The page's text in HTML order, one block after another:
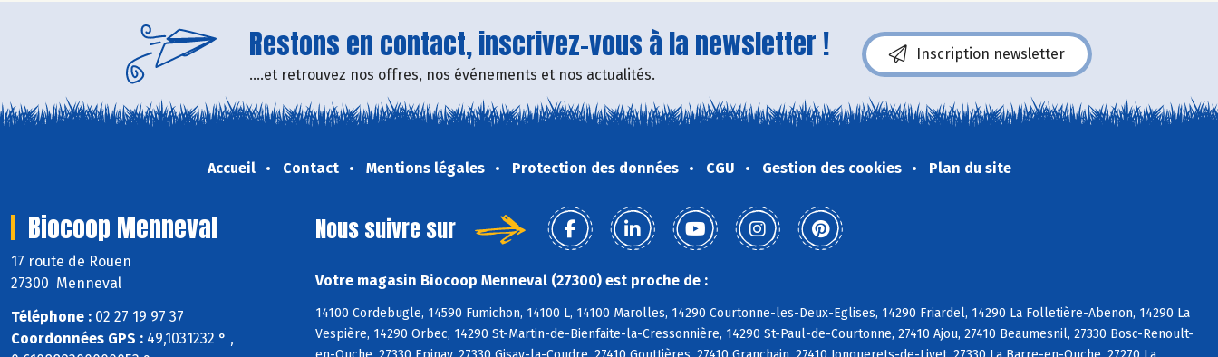
Restons en contact, inscrivez-vous à la newsletter !
....et retrouvez nos offres, nos événements et nos actualités.
Inscription newsletter
Accueil Contact Mentions légales Protection des données CGU Gestion des cookies Plan du site
Biocoop Menneval
17 route de Rouen
27300 Menneval
Téléphone : 02 27 19 97 37
Coordonnées GPS : 49,1031232 ° ,
Nous suivre sur
Votre magasin Biocoop Menneval (27300) est proche de :
14100 Cordebugle, 14590 Fumichon, 14100 L, 14100 Marolles, 14290 Courtonne-les-Deux-Eglises, 14290 Friardel, 14290 La Folletière-Abenon, 14290 La
Vespière, 14290 Orbec, 14290 St-Martin-de-Bienfaite-la-Cressonnière, 14290 St-Paul-de-Courtonne, 27410 Ajou, 27410 Beaumesnil, 27330 Bosc-Renoult-